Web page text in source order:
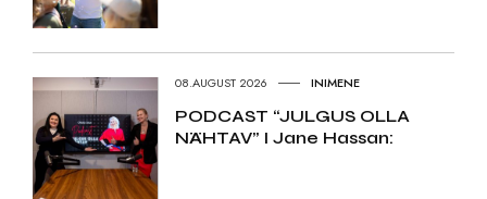
08.AUGUST 2026 INIMENE
PODCAST “JULGUS OLLA
NÄHTAV” I Jane Hassan: